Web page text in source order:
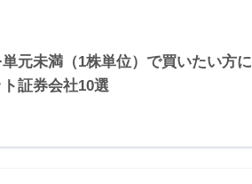
元未満（1株単位）で買いたい方に
証券会社10選